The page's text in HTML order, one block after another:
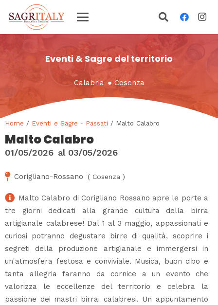
Eventi & Sagre del territorio
Calabria ● Cosenza
Home / Eventi e Sagre - Passati / Malto Calabro
Malto Calabro
01/05/2026 al 03/05/2026
Corigliano-Rossano ( Cosenza )
Malto Calabro di Corigliano Rossano apre le porte a
tre giorni dedicati alla grande cultura della birra
artigianale calabrese! Dal 1 al 3 maggio, appassionati e
curiosi potranno degustare birre di qualità, scoprire i
segreti della produzione artigianale e immergersi in
un'atmosfera festosa e conviviale. Musica, buon cibo e
tanta allegria faranno da cornice a un evento che
valorizza le eccellenze del territorio e celebra la
passione dei mastri birrai calabresi. Un appuntamento